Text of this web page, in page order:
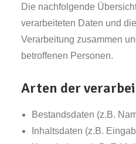
Die nachfolgende
verarbeiteten Daten und
Verarbeitung zusammen
betroffenen Personen.
Arten der
Bestandsdaten (z.B.
Inhaltsdaten (z.B.